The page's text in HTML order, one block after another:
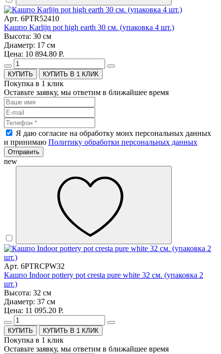
Арт. 6PTR52410
Кашпо Karlijn pot high earth 30 см. (упаковка 4 шт.)
Высота: 30 см
Диаметр: 17 см
Цена: 10 894.80 Р.
КУПИТЬ В 1 КЛИК
Покупка в 1 клик
Оставьте заявку, мы ответим в ближайшее время
Я даю согласие на обработку моих персональных данных
и принимаю Политику обработки персональных данных
Отправить
new
Арт. 6PTRCPW32
Кашпо Indoor pottery pot cresta pure white 32 см. (упаковка 2
шт.)
Высота: 32 см
Диаметр: 37 см
Цена: 11 095.20 Р.
КУПИТЬ В 1 КЛИК
Покупка в 1 клик
Оставьте заявку, мы ответим в ближайшее время